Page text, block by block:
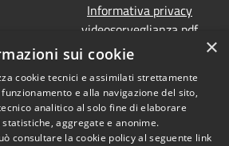
Informativa privacy
videosorveglianza pdf
Dichiarazione di
Obiettivi accessibilità
Prevenzione della
corruzione - Segnalazione
×
sui cookie
cookie tecnici e assimilati strettamente
e alla navigazione del sito,
analitico al solo fine di elaborare
aggregate e anonime.
consultare la cookie policy al seguente link